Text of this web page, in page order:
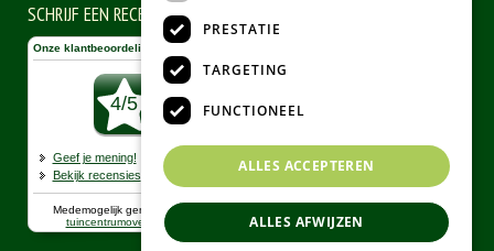
SCHRIJF EEN RECENSIE
PRESTATIE
TARGETING
FUNCTIONEEL
ALLES ACCEPTEREN
ALLES AFWIJZEN